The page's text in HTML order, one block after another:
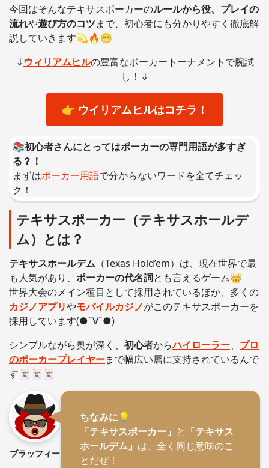
今回はそんなテキサスポーカーのルールから役、プレイの
流れや遊び方のコツまで、初心者にも分かりやすく徹底解
説していきます💫🔥😁
⇓ ウィリアムヒルの豊富なポーカートーナメントで腕試
し！⇓
👉 ウイリアムヒルはコチラ！
📚初心者さんにとってはポーカーの専門用語が多すぎ
る？！
まずはポーカー用語で分からないワードを全てチェッ
ク！
テキサスポーカー（テキサスホールデ
ム）とは？
テキサスホールデム （Texas Hold’em）は、現在世界で最
も人気があり、 ポーカーの代名詞とも言えるゲーム👑
世界大会のメイン種目として採用されているほか、多くの
カジノアプリやモバイルカジノがこのテキサスポーカーを
採用しています(●ˇ∀ˇ●)
シンプルながら奥が深く、 初心者からハイローラー、 プロ
のポーカープレイヤーまで幅広い層に支持されているんで
す🃏🃏🃏
ブラッフィー
ちなみに💡
「テキサスポーカー」 と 「テキサス
ホールデム」 は、全く同じ意味のこ
とだぜ！